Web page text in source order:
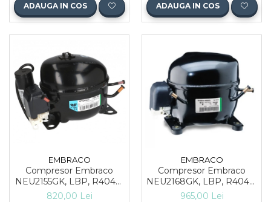
ADAUGA IN COS ADAUGA IN COS
EMBRACO
Compresor Embraco
NEU2155GK, LBP, R404A,
3/4 CP
820,00 Lei
EMBRACO
Compresor Embraco
NEU2168GK, LBP, R404A,
3/4 CP
965,00 Lei